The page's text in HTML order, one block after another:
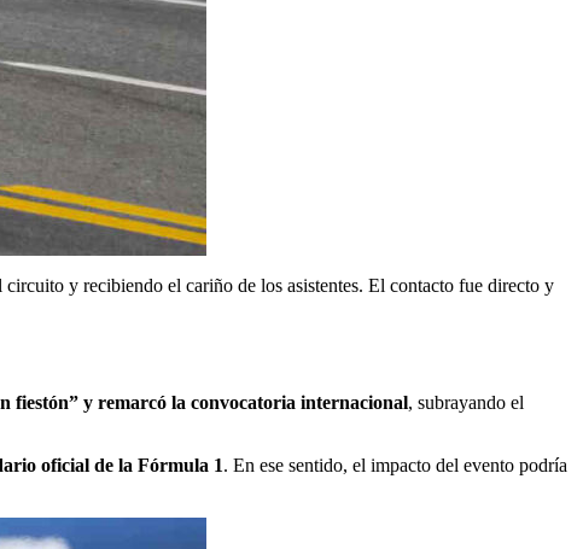
circuito y recibiendo el cariño de los asistentes. El contacto fue directo y
fiestón” y remarcó la convocatoria internacional, subrayando el
oficial de la Fórmula 1. En ese sentido, el impacto del evento podría